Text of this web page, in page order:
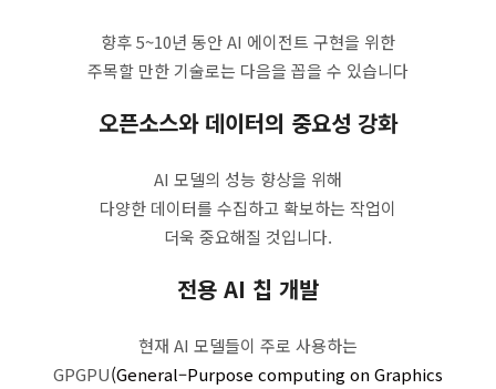
향후 5~10년 동안 AI 에이전트 구현을 위한
주목할 만한 기술로는 다음을 꼽을 수 있습니다
오픈소스와 데이터의 중요성 강화
AI 모델의 성능 향상을 위해
다양한 데이터를 수집하고 확보하는 작업이
더욱 중요해질 것입니다.
전용 AI 칩 개발
현재 AI 모델들이 주로 사용하는
GPGPU(General–Purpose computing on Graphics